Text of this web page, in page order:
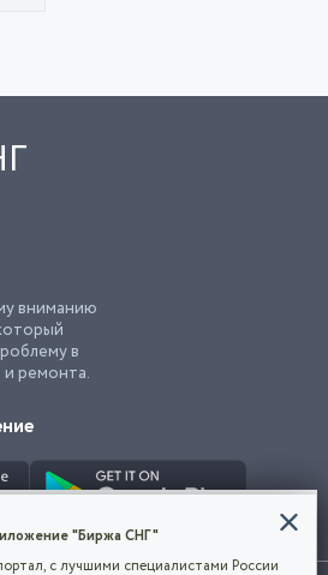
вниманию
в
и ремонта.
cookie, чтобы сделать
"Биржа СНГ"
с лучшими специалистами России